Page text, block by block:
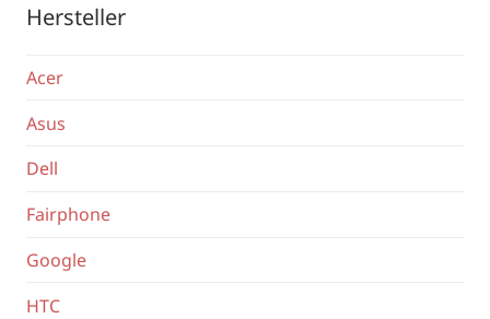
Hersteller
Acer
Asus
Dell
Fairphone
Google
HTC